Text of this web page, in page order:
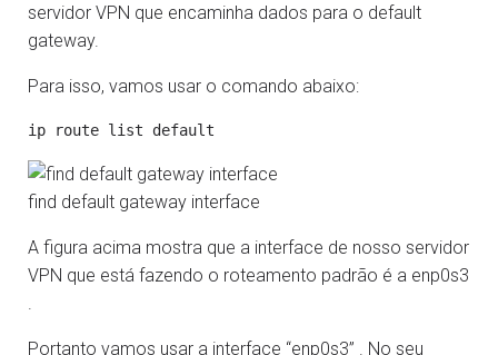
servidor VPN que encaminha dados para o default
gateway.
Para isso, vamos usar o comando abaixo:
find default gateway interface
A figura acima mostra que a interface de nosso servidor
VPN que está fazendo o roteamento padrão é a enp0s3
.
Portanto vamos usar a interface “enp0s3” . No seu